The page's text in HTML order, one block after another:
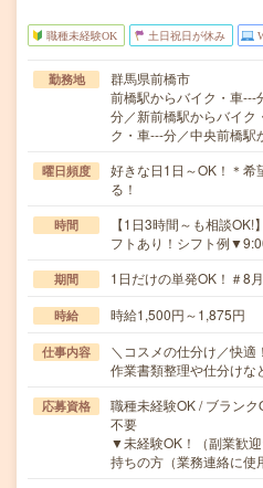
職種未経験OK 土日祝日が休み
勤務地
群馬県前橋市
前橋駅からバイク・車---
分／新前橋駅からバイク
ク・車---分／中央前橋駅
曜日頻度
好きな日1日～OK！＊希
る！
時間
【1日3時間～も相談
フトあり！シフト例
期間 1日だけの単発OK！＃8
時給 時給1,500円～1,875円
仕事内容
＼コスメの仕分け／快
作業書類整理や仕分け
応募資格
職種未経験OK / ブラン
不要
▼未経験OK！（副業歓
持ちの方（業務連絡に